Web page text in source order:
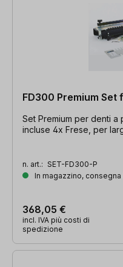
FD300 Premium
Set Premium per denti a
incluse 4x Frese, per
n. art.: SET-FD300-P
In magazzino,
368,05 €
incl. IVA più costi di
spedizione